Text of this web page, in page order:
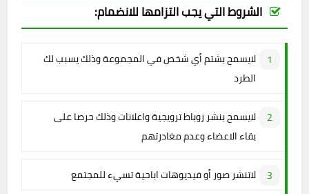
الشروط التي يجب التزامها للانضمام:
لايسمح بشتم أي شخص في المجموعة وذلك يسبب لك
الطرد
لايسمح بنشر روباط ترويجية واعلانات وذلك حرصا على
بقاء الاعضاء وعدم مغادرتهم
لاتنشر صور أو فيديوهات اباحية تسيء للمجتمع